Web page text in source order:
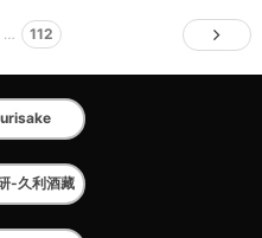
… 112
-久利酒藏